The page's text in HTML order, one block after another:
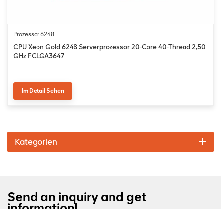
Prozessor 6248
CPU Xeon Gold 6248 Serverprozessor 20-Core 40-Thread 2,50
GHz FCLGA3647
Im Detail Sehen
Kategorien
Send an inquiry and get